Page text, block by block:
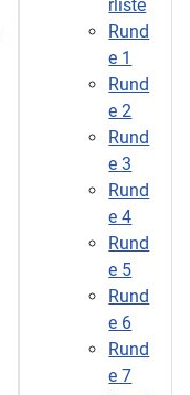
rliste
Rund
e 1
Rund
e 2
Rund
e 3
Rund
e 4
Rund
e 5
Rund
e 6
Rund
e 7